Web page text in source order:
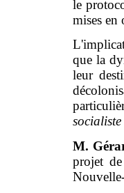
le
mises en
que la
leur
M.
projet